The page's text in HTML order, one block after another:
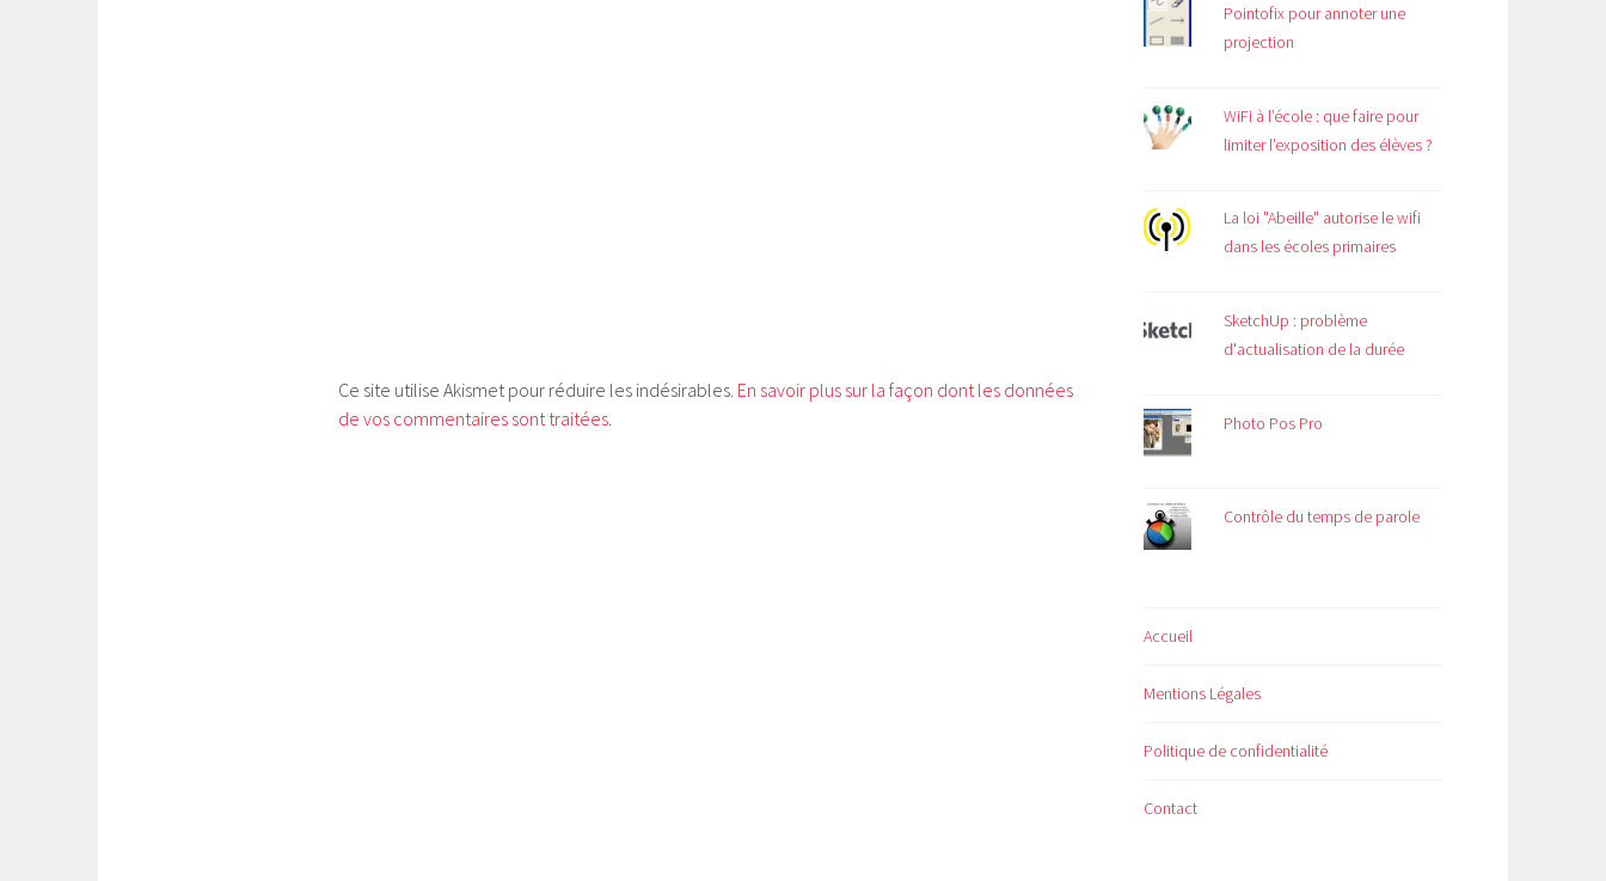
Ce site utilise Akismet pour réduire les indésirables. En savoir plus sur la façon dont les données
de vos commentaires sont traitées.
Pointofix pour annoter une
projection
WiFi à l’école : que faire pour
limiter l’exposition des élèves ?
La loi "Abeille" autorise le wifi
dans les écoles primaires
SketchUp : problème
d'actualisation de la durée
Photo Pos Pro
Contrôle du temps de parole
Accueil
Mentions Légales
Politique de confidentialité
Contact